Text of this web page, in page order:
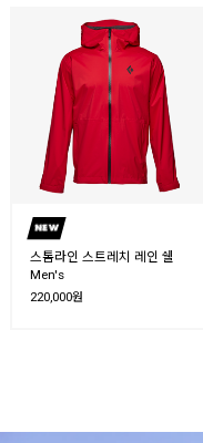
NEW
스톰라인 스트레치 레인 쉘
Men's
220,000원